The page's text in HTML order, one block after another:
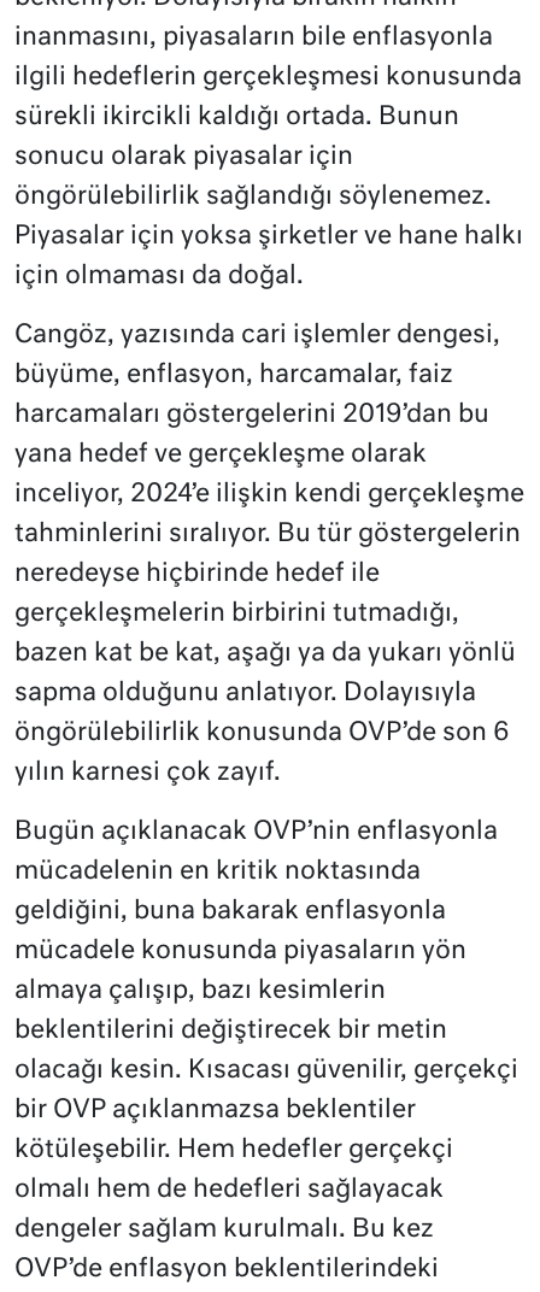
inanmasını, piyasaların bile enflasyonla
ilgili hedeflerin gerçekleşmesi konusunda
sürekli ikircikli kaldığı ortada. Bunun
sonucu olarak piyasalar için
öngörülebilirlik sağlandığı söylenemez.
Piyasalar için yoksa şirketler ve hane halkı
için olmaması da doğal.
Cangöz, yazısında cari işlemler dengesi,
büyüme, enflasyon, harcamalar, faiz
harcamaları göstergelerini 2019’dan bu
yana hedef ve gerçekleşme olarak
inceliyor, 2024’e ilişkin kendi gerçekleşme
tahminlerini sıralıyor. Bu tür göstergelerin
neredeyse hiçbirinde hedef ile
gerçekleşmelerin birbirini tutmadığı,
bazen kat be kat, aşağı ya da yukarı yönlü
sapma olduğunu anlatıyor. Dolayısıyla
öngörülebilirlik konusunda OVP’de son 6
yılın karnesi çok zayıf.
Bugün açıklanacak OVP’nin enflasyonla
mücadelenin en kritik noktasında
geldiğini, buna bakarak enflasyonla
mücadele konusunda piyasaların yön
almaya çalışıp, bazı kesimlerin
beklentilerini değiştirecek bir metin
olacağı kesin. Kısacası güvenilir, gerçekçi
bir OVP açıklanmazsa beklentiler
kötüleşebilir. Hem hedefler gerçekçi
olmalı hem de hedefleri sağlayacak
dengeler sağlam kurulmalı. Bu kez
OVP’de enflasyon beklentilerindeki